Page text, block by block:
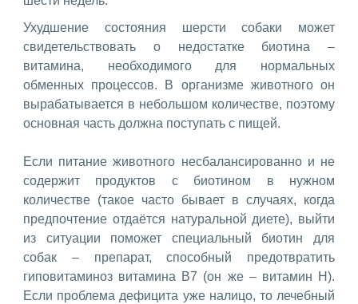
Ухудшение состояния шерсти собаки может
свидетельствовать о недостатке биотина –
витамина, необходимого для нормальных
обменных процессов. В организме животного он
вырабатывается в небольшом количестве, поэтому
основная часть должна поступать с пищей.
Если питание животного несбалансированно и не
содержит продуктов с биотином в нужном
количестве (такое часто бывает в случаях, когда
предпочтение отдаётся натуральной диете), выйти
из ситуации поможет специальный биотин для
собак – препарат, способный предотвратить
гиповитаминоз витамина В7 (он же – витамин Н).
Если проблема дефицита уже налицо, то лечебный